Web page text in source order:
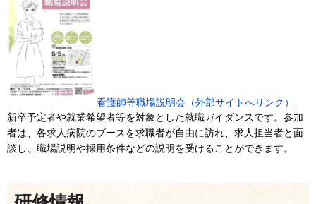
看護師等職場説明会（外部サイトへリンク）
新卒予定者や就業希望者等を対象とした就職ガイダンスです。参加
者は、各求人病院のブースを求職者が自由に訪れ、求人担当者と面
談し、職場説明や採用条件などの説明を受けることができます。